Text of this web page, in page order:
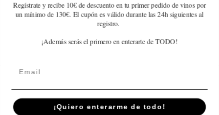
Información
© 2026,En Copa de Balón -
Regístrate y recibe 10€ de descuento en tu primer pedido de vinos por
un mínimo de 130€. El cupón es válido durante las 24h siguientes al
registro.
¡Además serás el primero en enterarte de TODO!
¡Quiero enterarme de todo!